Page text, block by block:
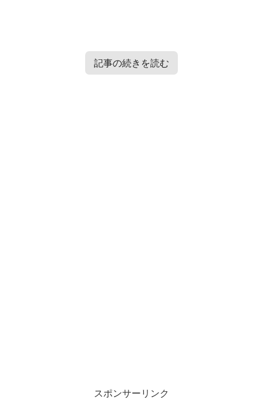
記事の続きを読む
スポンサーリンク